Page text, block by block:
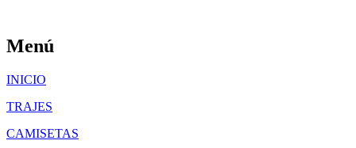
Menú
INICIO
TRAJES
CAMISETAS